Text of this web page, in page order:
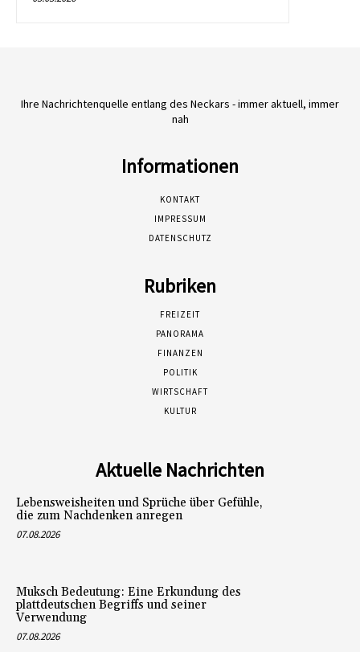
Ihre Nachrichtenquelle entlang des Neckars - immer aktuell, immer
nah
Informationen
KONTAKT
IMPRESSUM
DATENSCHUTZ
Rubriken
FREIZEIT
PANORAMA
FINANZEN
POLITIK
WIRTSCHAFT
KULTUR
Aktuelle Nachrichten
Lebensweisheiten und Sprüche über Gefühle,
die zum Nachdenken anregen
07.08.2026
Muksch Bedeutung: Eine Erkundung des
plattdeutschen Begriffs und seiner
Verwendung
07.08.2026